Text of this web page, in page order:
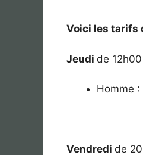
Voici les tarifs
Jeudi de
Homme :
Vendredi de